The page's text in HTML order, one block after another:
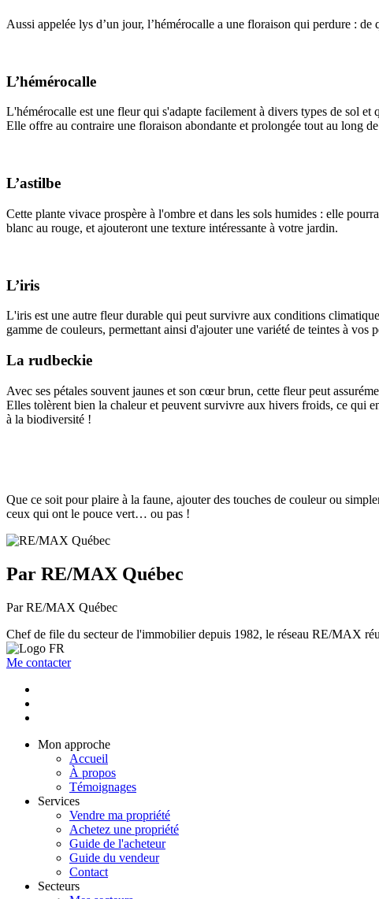
Aussi appelée lys d’un jour, l’hémérocalle a une floraison qui perdure :
L’hémérocalle
L'hémérocalle est une fleur qui s'adapte facilement à divers types de sol
Elle offre au contraire une floraison abondante et prolongée tout au long
L’astilbe
Cette plante vivace prospère à l'ombre et dans les sols humides : elle
blanc au rouge, et ajouteront une texture intéressante à votre jardin.
L’iris
L'iris est une autre fleur durable qui peut survivre aux conditions
gamme de couleurs, permettant ainsi d'ajouter une variété de teintes à vos
La rudbeckie
Avec ses pétales souvent jaunes et son cœur brun, cette fleur peut
Elles tolèrent bien la chaleur et peuvent survivre aux hivers froids, ce qui
à la biodiversité !
Que ce soit pour plaire à la faune, ajouter des touches de couleur ou
ceux qui ont le pouce vert… ou pas !
Par RE/MAX Québec
Par RE/MAX Québec
Chef de file du secteur de l'immobilier depuis 1982, le réseau RE/MAX
Me contacter
Mon approche
Accueil
À propos
Témoignages
Services
Vendre ma propriété
Achetez une propriété
Guide de l'acheteur
Guide du vendeur
Contact
Secteurs